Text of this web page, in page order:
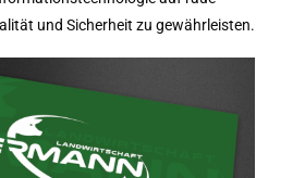
und Sicherheit zu gewährleisten.